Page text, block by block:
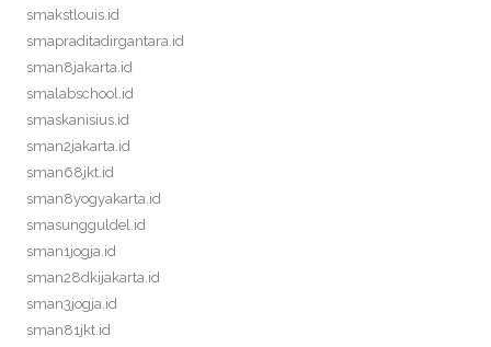
smakstlouis.id
smapraditadirgantara.id
sman8jakarta.id
smalabschool.id
smaskanisius.id
sman2jakarta.id
sman68jkt.id
sman8yogyakarta.id
smasungguldel.id
sman1jogja.id
sman28dkijakarta.id
sman3jogja.id
sman81jkt.id